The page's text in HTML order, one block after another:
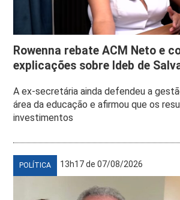
Rowenna rebate ACM Neto e
explicações sobre Ideb de
A ex-secretária ainda defendeu a
área da educação e afirmou que os
investimentos
POLÍTICA 13h17 de 07/08/2026